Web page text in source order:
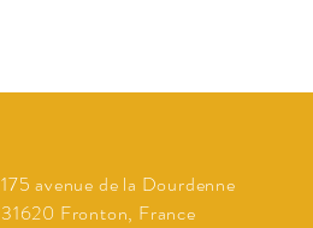
175 avenue de la Dourdenne
31620 Fronton, France